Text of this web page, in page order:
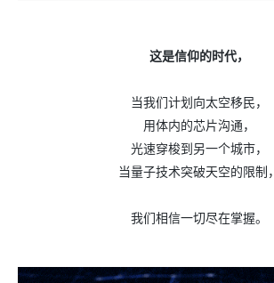
这是信仰的时代，
当我们计划向太空移民，
用体内的芯片沟通，
光速穿梭到另一个城市，
当量子技术突破天空的限制，
我们相信一切尽在掌握。